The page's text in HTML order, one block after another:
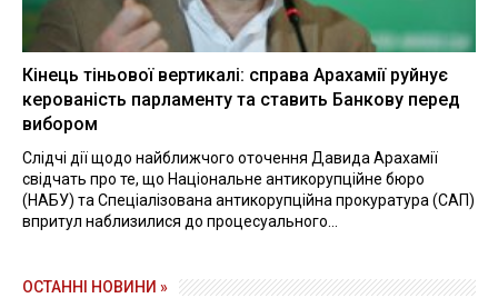
Кінець тіньової вертикалі: справа Арахамії руйнує
керованість парламенту та ставить Банкову перед
вибором
Слідчі дії щодо найближчого оточення Давида Арахамії
свідчать про те, що Національне антикорупційне бюро
(НАБУ) та Спеціалізована антикорупційна прокуратура (САП)
впритул наблизилися до процесуального...
ОСТАННІ НОВИНИ »